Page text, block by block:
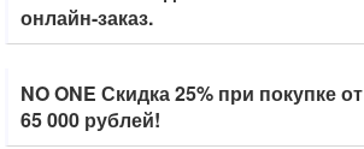
онлайн-заказ.
NO ONE Скидка 25% при покупке от
65 000 рублей!